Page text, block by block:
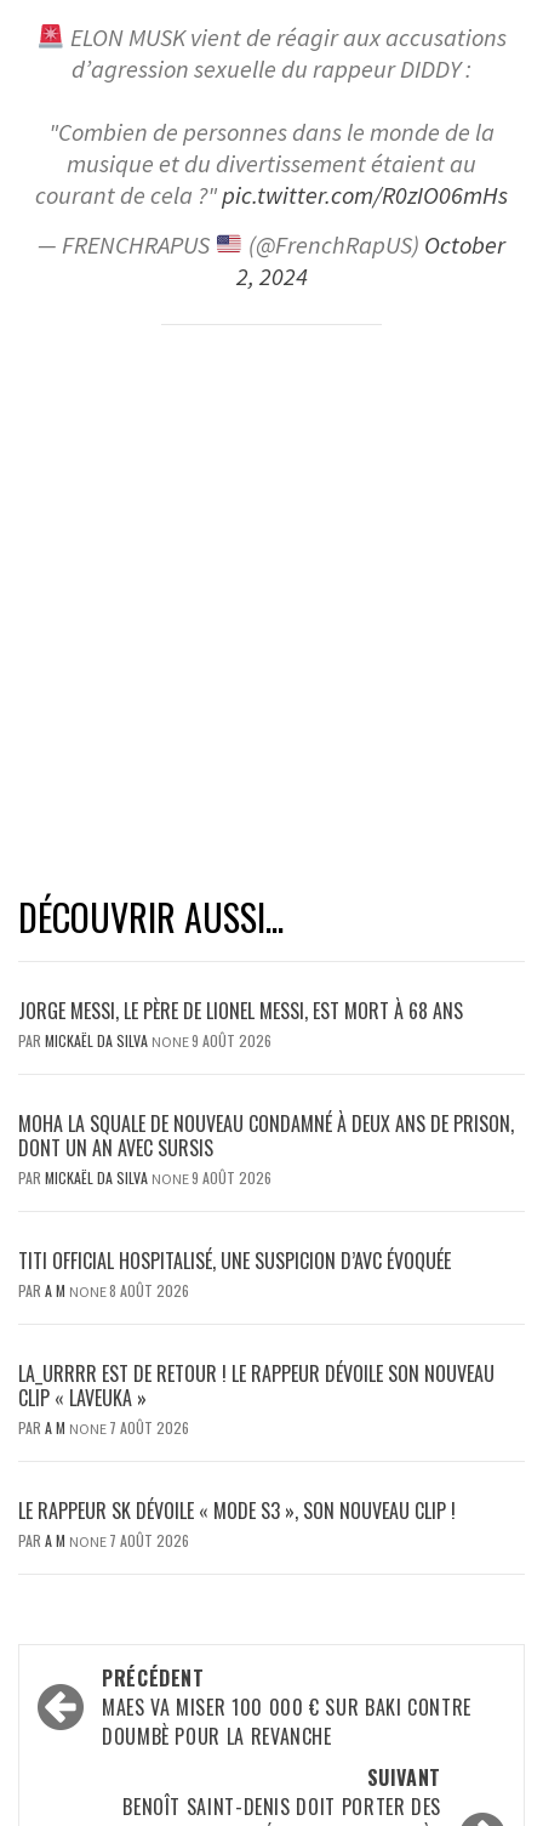
ELON MUSK vient de réagir aux accusations
d’agression sexuelle du rappeur DIDDY :
"Combien de personnes dans le monde de la
musique et du divertissement étaient au
courant de cela ?"pic.twitter.com/R0zIO06mHs
— FRENCHRAPUS
(@FrenchRapUS) October
2, 2024
DÉCOUVRIR AUSSI...
JORGE MESSI, LE PÈRE DE LIONEL MESSI, EST MORT À 68 ANS
PAR MICKAËL DA SILVA NONE9 AOÛT 2026
MOHA LA SQUALE DE NOUVEAU CONDAMNÉ À DEUX ANS DE PRISON,
DONT UN AN AVEC SURSIS
PAR MICKAËL DA SILVA NONE9 AOÛT 2026
TITI OFFICIAL HOSPITALISÉ, UNE SUSPICION D’AVC ÉVOQUÉE
PAR A M NONE8 AOÛT 2026
LA_URRRR EST DE RETOUR ! LE RAPPEUR DÉVOILE SON NOUVEAU
CLIP « LAVEUKA »
PAR A M NONE 7 AOÛT 2026
LE RAPPEUR SK DÉVOILE « MODE S3 », SON NOUVEAU CLIP !
PAR A M NONE 7 AOÛT 2026
Navigation
d’article
PRÉCÉDENT
MAES VA MISER 100 000 € SUR BAKI CONTRE
DOUMBÈ POUR LA REVANCHE
SUIVANT
BENOÎT SAINT-DENIS DOIT PORTER DES